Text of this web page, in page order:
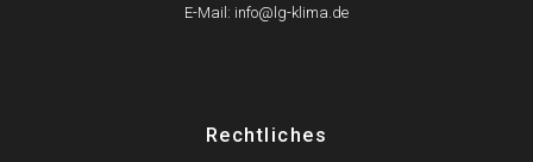
E-Mail: info@lg-klima.de
Rechtliches